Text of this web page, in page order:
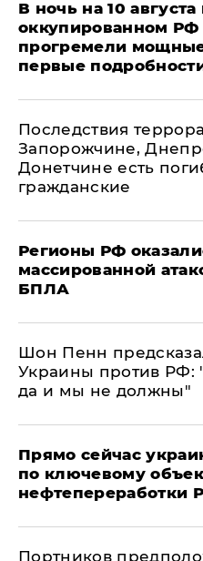
В ночь на 10 августа
оккупированном
прогремели
первые
Последствия
Запорожчине,
Донетчине есть
гражданские
Регионы РФ
массированной
БПЛА
Шон Пенн
Украины против РФ:
да и мы не должны"
Прямо сейчас
по ключевому
нефтепереработки
Портников